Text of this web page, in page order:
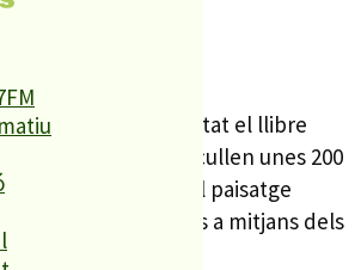
setmana s’ha presentat el llibre
en el que es recullen unes 200
la societat i el paisatge
del segle XIX fins a mitjans dels
imatges...